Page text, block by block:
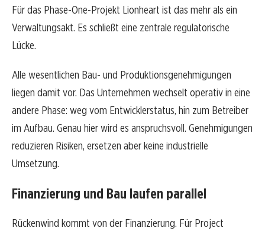
Für das Phase-One-Projekt Lionheart ist das mehr als ein
Verwaltungsakt. Es schließt eine zentrale regulatorische
Lücke.
Alle wesentlichen Bau- und Produktionsgenehmigungen
liegen damit vor. Das Unternehmen wechselt operativ in eine
andere Phase: weg vom Entwicklerstatus, hin zum Betreiber
im Aufbau. Genau hier wird es anspruchsvoll. Genehmigungen
reduzieren Risiken, ersetzen aber keine industrielle
Umsetzung.
Finanzierung und Bau laufen parallel
Rückenwind kommt von der Finanzierung. Für Project